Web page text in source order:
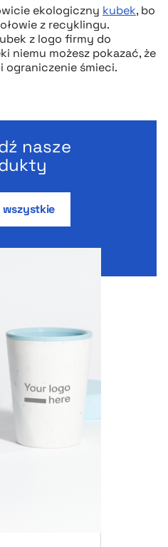
ekologiczny kubek, bo
z recyklingu.
z logo firmy do
niemu możesz pokazać, że
śmieci.
nasze
wszystkie